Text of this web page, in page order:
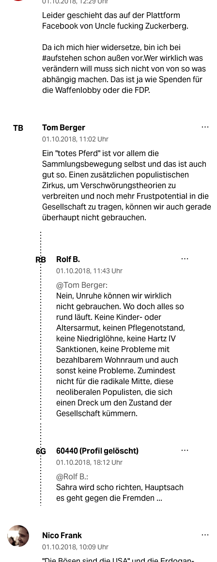
Leider geschieht das auf der Plattform
Facebook von Uncle fucking Zuckerberg.
Da ich mich hier widersetze, bin ich bei
#aufstehen schon außen vor.Wer wirklich was
verändern will muss sich nicht von von so was
abhängig machen. Das ist ja wie Spenden für
die Waffenlobby oder die FDP.
TB Tom Berger
01.10.2018, 11:02 Uhr
Ein "totes Pferd" ist vor allem die
Sammlungsbewegung selbst und das ist auch
gut so. Einen zusätzlichen populistischen
Zirkus, um Verschwörungstheorien zu
verbreiten und noch mehr Frustpotential in die
Gesellschaft zu tragen, können wir auch gerade
überhaupt nicht gebrauchen.
RB Rolf B.
01.10.2018, 11:43 Uhr
@Tom Berger:
Nein, Unruhe können wir wirklich
nicht gebrauchen. Wo doch alles so
rund läuft. Keine Kinder- oder
Altersarmut, keinen Pflegenotstand,
keine Niedriglöhne, keine Hartz IV
Sanktionen, keine Probleme mit
bezahlbarem Wohnraum und auch
sonst keine Probleme. Zumindest
nicht für die radikale Mitte, diese
neoliberalen Populisten, die sich
einen Dreck um den Zustand der
Gesellschaft kümmern.
6G 60440 (Profil gelöscht)
01.10.2018, 18:12 Uhr
@Rolf B.:
Sahra wird scho richten, Hauptsach
es geht gegen die Fremden ...
Nico Frank
01.10.2018, 10:09 Uhr